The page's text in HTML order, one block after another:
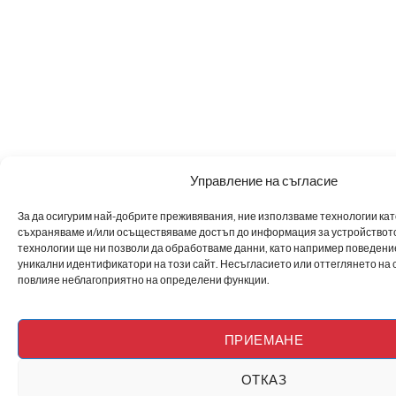
Управление на съгласие
За да осигурим най-добрите преживявания, ние използваме технологии
съхраняваме и/или осъществяваме достъп до информация за
технологии ще ни позволи да обработваме данни, като например
уникални идентификатори на този сайт. Несъгласието или оттеглянето на
повлияе неблагоприятно на определени функции.
ПРИЕМАНЕ
ОТКАЗ